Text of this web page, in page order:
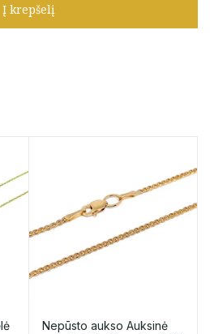
Į krepšelį
Nepūsto aukso Auksinė